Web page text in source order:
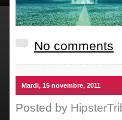
No comments
Mardi, 15 novembre, 2011
Posted by